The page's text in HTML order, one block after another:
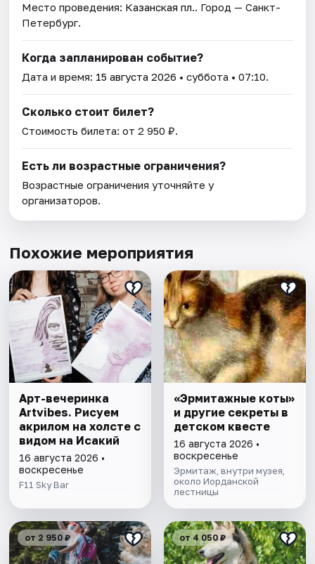
Место проведения: Казанская пл.. Город — Санкт-
Петербург.
Когда запланирован событие?
Дата и время: 15 августа 2026 • суббота • 07:10.
Сколько стоит билет?
Стоимость билета: от 2 950 ₽.
Есть ли возрастные ограничения?
Возрастные ограничения уточняйте у
организаторов.
Похожие мероприятия
Арт-вечеринка
Artvibes. Рисуем
акрилом на холсте с
видом на Исакий
16 августа 2026 •
воскресенье
F11 Sky Bar
«Эрмитажные коты»
и другие секреты в
детском квесте
16 августа 2026 •
воскресенье
Эрмитаж, внутри музея,
около Иорданской
лестницы
от 2 950 ₽ от 4 050 ₽